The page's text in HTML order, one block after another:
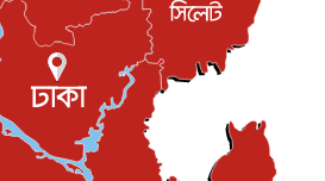
৮ আগস্ট, ২০২৬
বলা রদ্রির জন্য বার্সার কাছে কত চাইল ম্যানসিটি
উৎসব, বিনা মূল্যে দেখা যাবে ৬ সিনেমা
৮ আগস্ট, ২০২৬